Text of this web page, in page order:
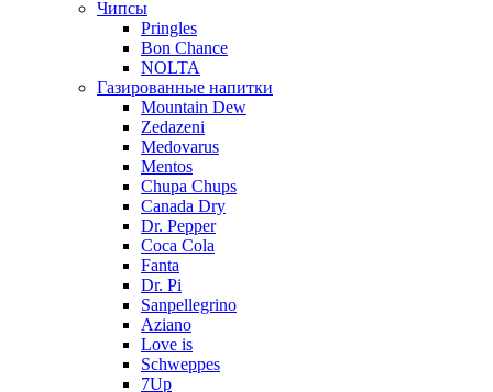
Чипсы
Pringles
Bon Chance
NOLTA
Газированные напитки
Mountain Dew
Zedazeni
Medovarus
Mentos
Chupa Chups
Canada Dry
Dr. Pepper
Coca Cola
Fanta
Dr. Pi
Sanpellegrino
Aziano
Love is
Schweppes
7Up